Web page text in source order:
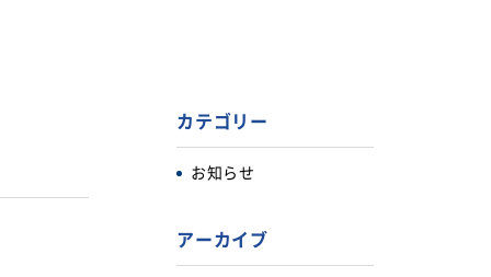
カテゴリー
お知らせ
アーカイブ